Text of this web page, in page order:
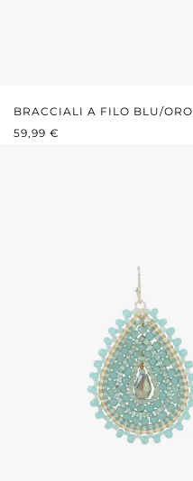
BRACCIALI A FILO BLU/ORO
PREZZO NORMALE:
59,99 €